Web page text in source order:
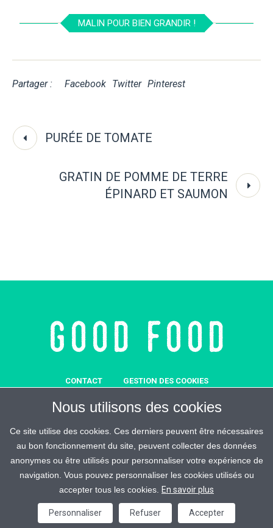
MALIN POUR BIEN GRANDIR !
Partager : Facebook Twitter Pinterest
PURÉE DE TOMATE
GRATIN DE POMME DE TERRE
ÉPINARD ET SAUMON
CONTACT
GESTION DES COOKIES
REJOIGNEZ-MALIN
ESPACE PRESSE CRÉDITS
Good Food © 2026 / All Rights Reserved
Nous utilisons des cookies
Ce site utilise des cookies. Ces derniers peuvent être nécessaires
au bon fonctionnement du site, peuvent collecter des données
anonymes ou être utilisés pour personnaliser votre expérience de
navigation. Vous pouvez personnaliser les cookies utilisés ou
accepter tous les cookies.
En savoir plus
Personnaliser Refuser Accepter